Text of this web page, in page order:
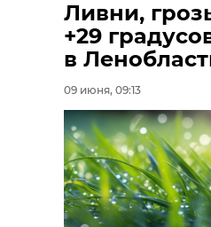
Ливни,
+29
в
09 июня, 09:13